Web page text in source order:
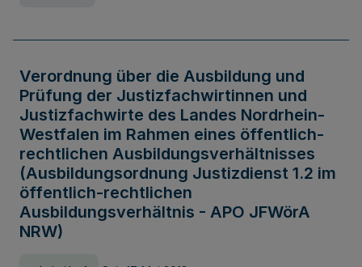
Verordnung über die Ausbildung und
Prüfung der Justizfachwirtinnen und
Justizfachwirte des Landes Nordrhein-
Westfalen im Rahmen eines öffentlich-
rechtlichen Ausbildungsverhältnisses
(Ausbildungsordnung Justizdienst 1.2 im
öffentlich-rechtlichen
Ausbildungsverhältnis - APO JFWörA
NRW)